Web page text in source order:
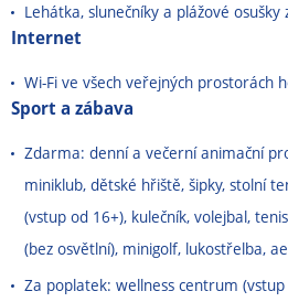
Lehátka, slunečníky a plážové osušky
Internet
Wi-Fi ve všech veřejných prostorách
Sport a zábava
Zdarma: denní a večerní animační
miniklub, dětské hřiště, šipky, stolní
(vstup od 16+), kulečník, volejbal,
(bez osvětlní), minigolf, lukostřelba,
Za poplatek: wellness centrum